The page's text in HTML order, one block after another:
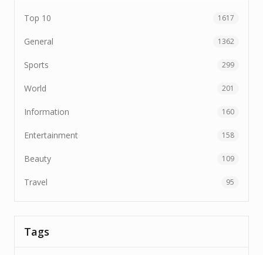
Top 10 1617
General 1362
Sports 299
World 201
Information 160
Entertainment 158
Beauty 109
Travel 95
Tags